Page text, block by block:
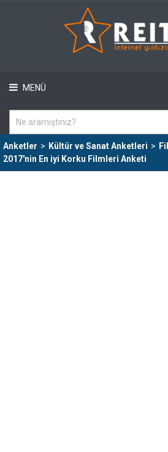
MENÜ
Anketler > Kültür ve Sanat Anketleri >
2017'nin En iyi Korku Filmleri Anketi